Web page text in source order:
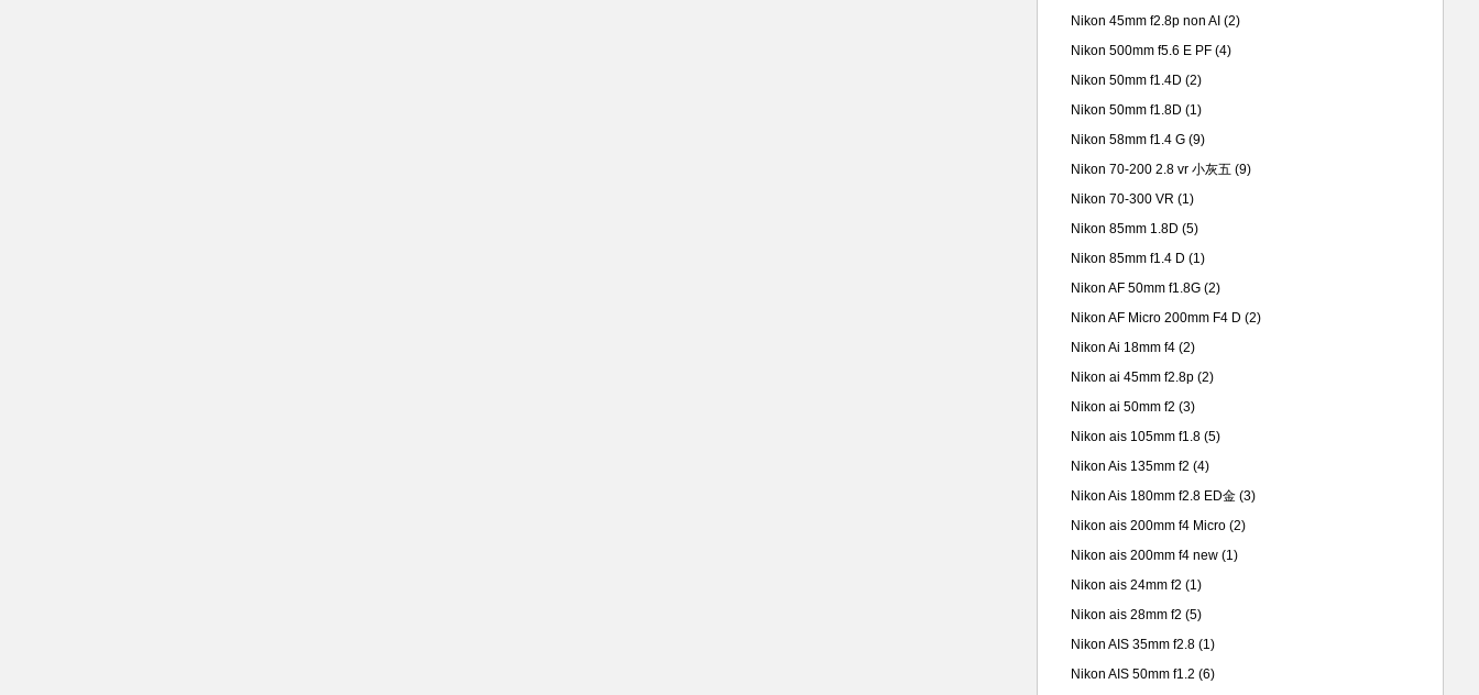
Nikon 45mm f2.8p non AI (2)
Nikon 500mm f5.6 E PF (4)
Nikon 50mm f1.4D (2)
Nikon 50mm f1.8D (1)
Nikon 58mm f1.4 G (9)
Nikon 70-200 2.8 vr 小灰五 (9)
Nikon 70-300 VR (1)
Nikon 85mm 1.8D (5)
Nikon 85mm f1.4 D (1)
Nikon AF 50mm f1.8G (2)
Nikon AF Micro 200mm F4 D (2)
Nikon Ai 18mm f4 (2)
Nikon ai 45mm f2.8p (2)
Nikon ai 50mm f2 (3)
Nikon ais 105mm f1.8 (5)
Nikon Ais 135mm f2 (4)
Nikon Ais 180mm f2.8 ED金 (3)
Nikon ais 200mm f4 Micro (2)
Nikon ais 200mm f4 new (1)
Nikon ais 24mm f2 (1)
Nikon ais 28mm f2 (5)
Nikon AIS 35mm f2.8 (1)
Nikon AIS 50mm f1.2 (6)